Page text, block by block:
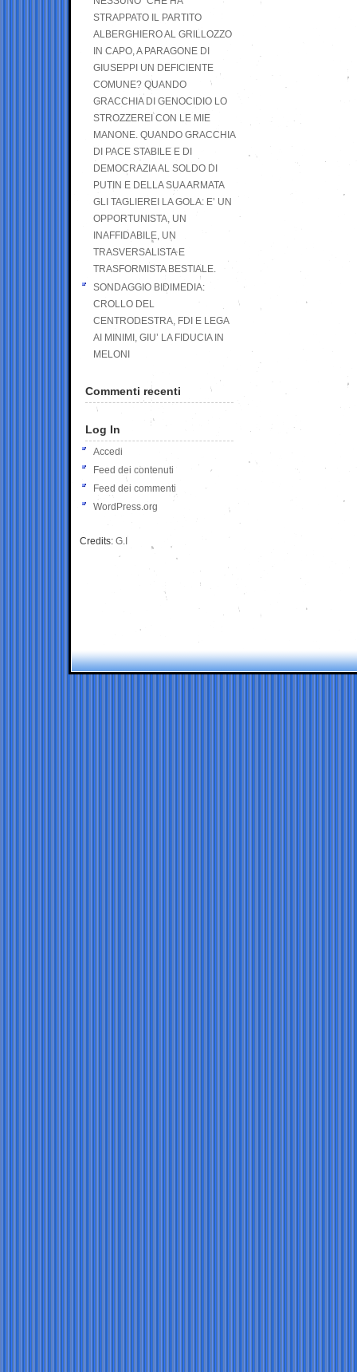
STRAPPATO IL PARTITO
ALBERGHIERO AL GRILLOZZO
IN CAPO, A PARAGONE DI
GIUSEPPI UN DEFICIENTE
COMUNE? QUANDO
GRACCHIA DI GENOCIDIO LO
STROZZEREI CON LE MIE
MANONE. QUANDO GRACCHIA
DI PACE STABILE E DI
DEMOCRAZIA AL SOLDO DI
PUTIN E DELLA SUA ARMATA
GLI TAGLIEREI LA GOLA: E’ UN
OPPORTUNISTA, UN
INAFFIDABILE, UN
TRASVERSALISTA E
TRASFORMISTA BESTIALE.
SONDAGGIO BIDIMEDIA:
CROLLO DEL
CENTRODESTRA, FDI E LEGA
AI MINIMI, GIU’ LA FIDUCIA IN
MELONI
Commenti recenti
Log In
Accedi
Feed dei contenuti
Feed dei commenti
WordPress.org
Credits: G.I